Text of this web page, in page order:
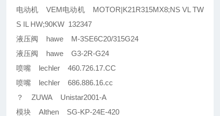
电动机 VEM电动机 MOTOR|K21R315MX8;NS VL TW
S IL HW;90KW 132347
液压阀 hawe M-3SE6C20/315G24
液压阀 hawe G3-2R-G24
喷嘴 lechler 460.726.17.CC
喷嘴 lechler 686.886.16.cc
？ ZUWA Unistar2001-A
模块 Althen SG-KP-24E-420